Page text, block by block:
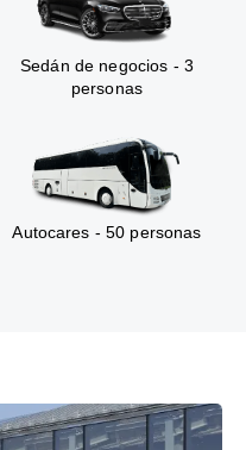
Sedán de negocios - 3
personas
Autocares - 50 personas